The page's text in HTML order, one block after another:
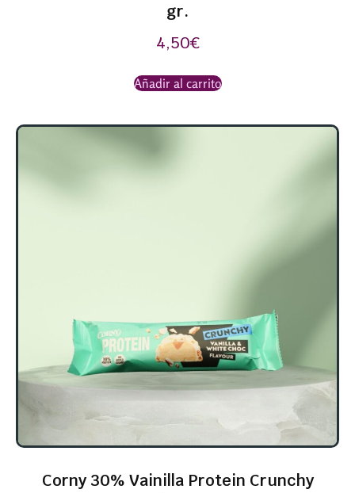
gr.
4,50€
Añadir al carrito
Corny 30% Vainilla Protein Crunchy